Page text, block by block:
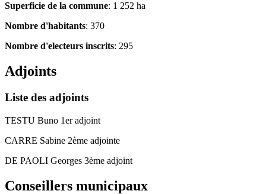
Superficie de la commune: 1 252 ha
Nombre d'habitants: 370
Nombre d'electeurs inscrits: 295
Adjoints
Liste des adjoints
TESTU Buno 1er adjoint
CARRE Sabine 2ème adjointe
DE PAOLI Georges 3ème adjoint
Conseillers municipaux